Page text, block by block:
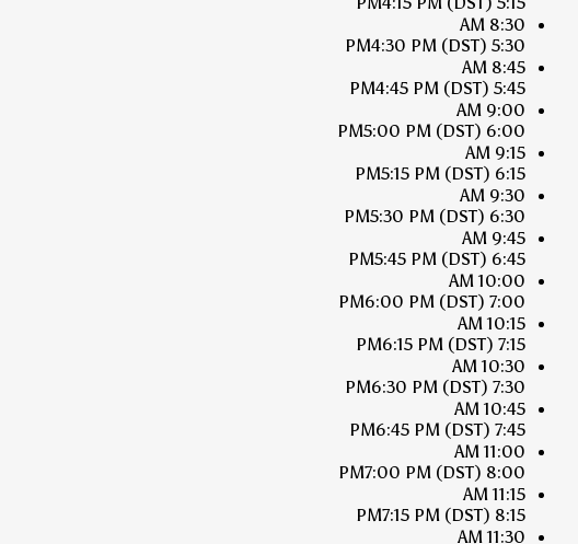
8:30 AM
5:30 PM
4:30 PM (DST)
8:45 AM
5:45 PM
4:45 PM (DST)
9:00 AM
6:00 PM
5:00 PM (DST)
9:15 AM
6:15 PM
5:15 PM (DST)
9:30 AM
6:30 PM
5:30 PM (DST)
9:45 AM
6:45 PM
5:45 PM (DST)
10:00 AM
7:00 PM
6:00 PM (DST)
10:15 AM
7:15 PM
6:15 PM (DST)
10:30 AM
7:30 PM
6:30 PM (DST)
10:45 AM
7:45 PM
6:45 PM (DST)
11:00 AM
8:00 PM
7:00 PM (DST)
11:15 AM
8:15 PM
7:15 PM (DST)
11:30 AM